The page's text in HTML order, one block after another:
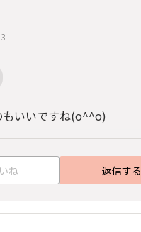
もいいですね(o^^o)
ね 返信する